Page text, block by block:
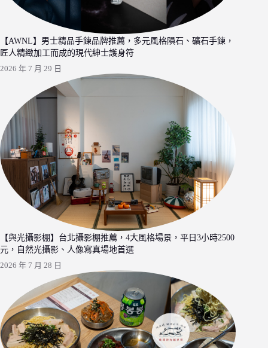
【AWNL】男士精品手鍊品牌推薦，多元風格隕石、礦石手鍊，
匠人精緻加工而成的現代紳士護身符
2026 年 7 月 29 日
【與光攝影棚】台北攝影棚推薦，4大風格場景，平日3小時2500
元，自然光攝影、人像寫真場地首選
2026 年 7 月 28 日